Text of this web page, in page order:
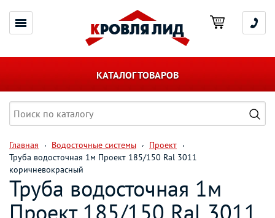
КАТАЛОГ ТОВАРОВ
Главная Водосточные системы
Проект
Труба водосточная 1м Проект 185/150 Ral 3011
коричневокрасный
Труба водосточная 1м
Проект 185/150 Ral 3011